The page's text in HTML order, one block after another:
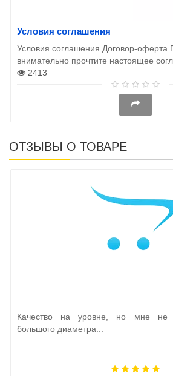
Условия соглашения
Условия соглашения Договор-оферта
внимательно прочтите настоящее
2413
ОТЗЫВЫ О ТОВАРЕ
Качество на уровне, но мне не
большого диаметра...